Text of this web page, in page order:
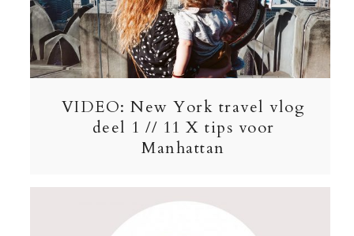
VIDEO: New York travel vlog
deel 1 // 11 X tips voor
Manhattan